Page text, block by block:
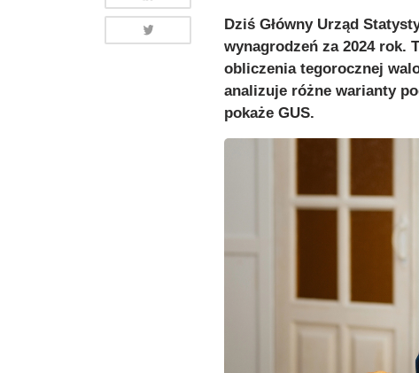
Dziś Główny Urząd
wynagrodzeń za 2024 rok.
obliczenia tegorocznej
analizuje różne warianty
pokaże GUS.